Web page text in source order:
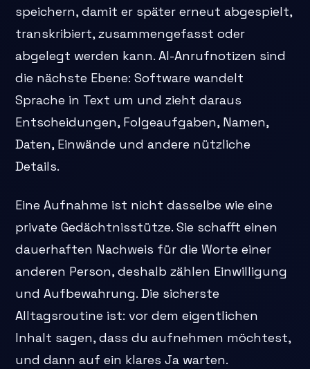
speichern, damit er später erneut abgespielt,
transkribiert, zusammengefasst oder
abgelegt werden kann. AI-Anrufnotizen sind
die nächste Ebene: Software wandelt
Sprache in Text um und zieht daraus
Entscheidungen, Folgeaufgaben, Namen,
Daten, Einwände und andere nützliche
Details.
Eine Aufnahme ist nicht dasselbe wie eine
private Gedächtnisstütze. Sie schafft einen
dauerhaften Nachweis für die Worte einer
anderen Person, deshalb zählen Einwilligung
und Aufbewahrung. Die sicherste
Alltagsroutine ist: vor dem eigentlichen
Inhalt sagen, dass du aufnehmen möchtest,
und dann auf ein klares Ja warten.